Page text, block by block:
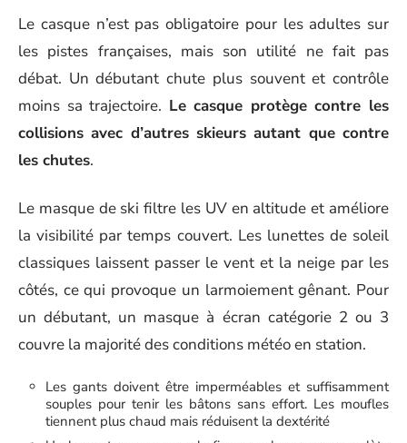
Le casque n’est pas obligatoire pour les adultes sur
les pistes françaises, mais son utilité ne fait pas
débat. Un débutant chute plus souvent et contrôle
moins sa trajectoire. Le casque protège contre les
collisions avec d’autres skieurs autant que contre
les chutes.
Le masque de ski filtre les UV en altitude et améliore
la visibilité par temps couvert. Les lunettes de soleil
classiques laissent passer le vent et la neige par les
côtés, ce qui provoque un larmoiement gênant. Pour
un débutant, un masque à écran catégorie 2 ou 3
couvre la majorité des conditions météo en station.
Les gants doivent être imperméables et suffisamment
souples pour tenir les bâtons sans effort. Les moufles
tiennent plus chaud mais réduisent la dextérité